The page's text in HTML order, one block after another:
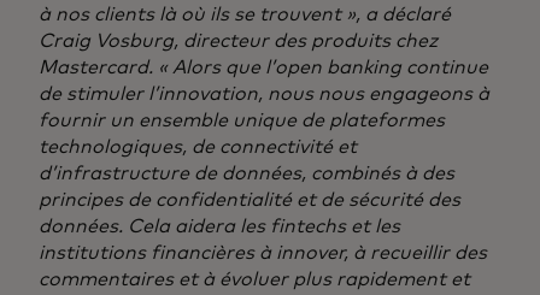
à nos clients là où ils se trouvent », a déclaré
Craig Vosburg, directeur des produits chez
Mastercard. « Alors que l’open banking continue
de stimuler l’innovation, nous nous engageons à
fournir un ensemble unique de plateformes
technologiques, de connectivité et
d’infrastructure de données, combinés à des
principes de confidentialité et de sécurité des
données. Cela aidera les fintechs et les
institutions financières à innover, à recueillir des
commentaires et à évoluer plus rapidement et